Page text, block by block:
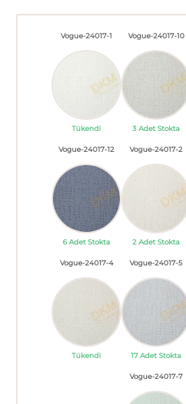
Vogue-24017-1
Tükendi
Vogue-24017-10
3 Adet Stokta
Vogue-24017-12
6 Adet Stokta
Vogue-24017-2
2 Adet Stokta
Vogue-24017-4
Tükendi
Vogue-24017-5
17 Adet Stokta
Vogue-24017-7